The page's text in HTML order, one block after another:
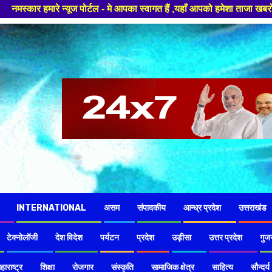
- मे आपका स्वागत हैं ,यहाँ आपको हमेशा ताजा खबरों से रूबरू कराया जाएगा
INTERNATIONAL असम संपादकीय आन्ध्र प्रदेश उत्तराखंड
टेक्नोलॉजी देश विदेश पर्यटन प्रदेश उड़ीसा उत्तर प्रदेश
शिक्षा रोजगार संस्कृति सामाजिक क्षेत्र साहित्य सौन्दर्य